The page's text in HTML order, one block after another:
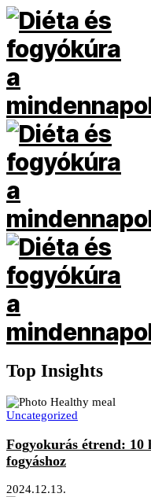
Top Insights
Uncategorized
Fogyokurás étrend: 10
fogyáshoz
2024.12.13.